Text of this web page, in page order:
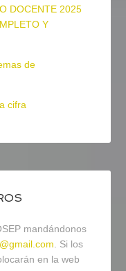
DOCENTE 2025
Y
de
cifra
mandándonos
. Si los
en la web